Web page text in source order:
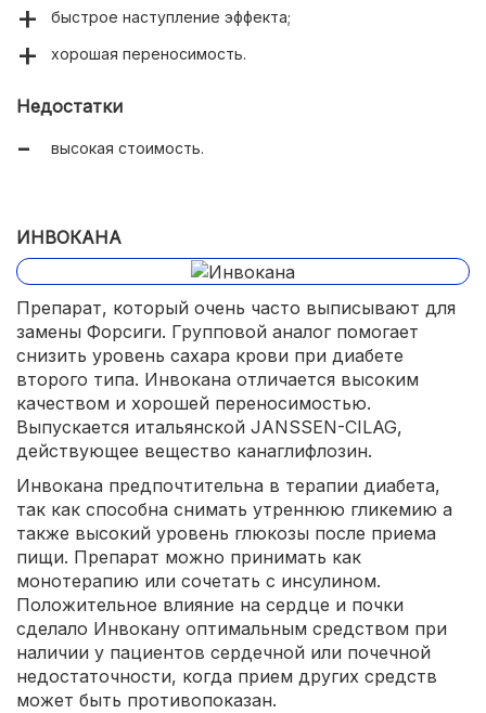
быстрое наступление эффекта;
хорошая переносимость.
Недостатки
высокая стоимость.
ИНВОКАНА
Препарат, который очень часто выписывают для
замены Форсиги. Групповой аналог помогает
снизить уровень сахара крови при диабете
второго типа. Инвокана отличается высоким
качеством и хорошей переносимостью.
Выпускается итальянской JANSSEN-CILAG,
действующее вещество канаглифлозин.
Инвокана предпочтительна в терапии диабета,
так как способна снимать утреннюю гликемию а
также высокий уровень глюкозы после приема
пищи. Препарат можно принимать как
монотерапию или сочетать с инсулином.
Положительное влияние на сердце и почки
сделало Инвокану оптимальным средством при
наличии у пациентов сердечной или почечной
недостаточности, когда прием других средств
может быть противопоказан.